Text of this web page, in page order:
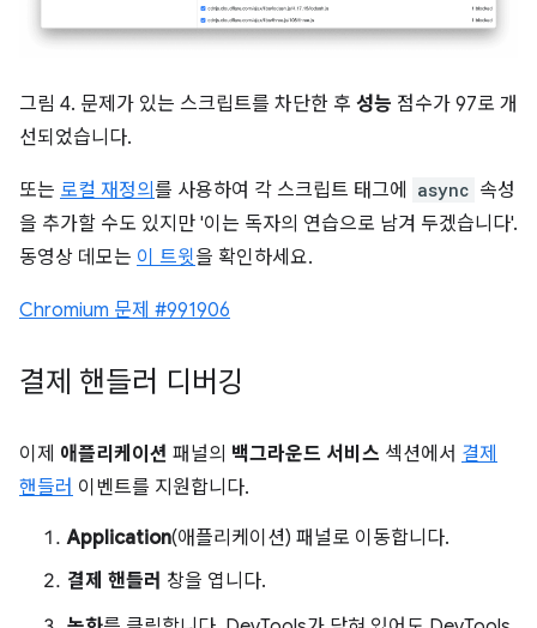
그림 4. 문제가 있는 스크립트를 차단한 후 성능 점수가 97로 개
선되었습니다.
또는 로컬 재정의 를 사용하여 각 스크립트 태그에 async 속성
을 추가할 수도 있지만 '이는 독자의 연습으로 남겨 두겠습니다'.
동영상 데모는 이 트윗을 확인하세요.
Chromium 문제 #991906
결제 핸들러 디버깅
이제 애플리케이션 패널의 백그라운드 서비스 섹션에서 결제
핸들러 이벤트를 지원합니다.
Application(애플리케이션) 패널로 이동합니다.
결제 핸들러 창을 엽니다.